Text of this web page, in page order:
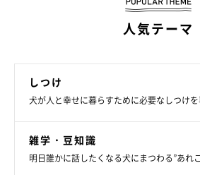
発熱が疑われる場合は、
人気テーマ
しつけ
犬が人と幸せに暮らすために必要なしつけ
雑学・豆知識
明日誰かに話したくなる犬にまつわる”あれ